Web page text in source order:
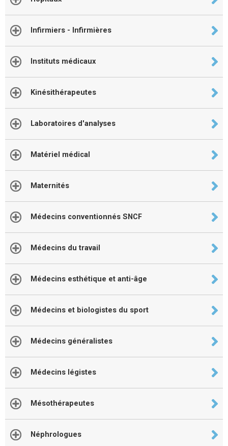
Infirmiers - Infirmières
Instituts médicaux
Kinésithérapeutes
Laboratoires d'analyses
Matériel médical
Maternités
Médecins conventionnés SNCF
Médecins du travail
Médecins esthétique et anti-âge
Médecins et biologistes du sport
Médecins généralistes
Médecins légistes
Mésothérapeutes
Néphrologues